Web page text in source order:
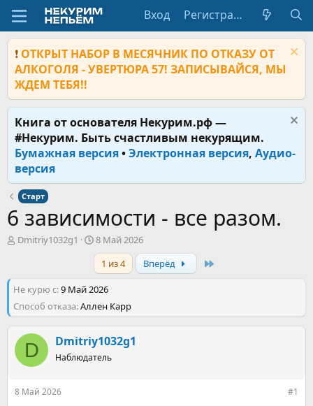
Вход Регистрация
❗ ОТКРЫТ НАБОР В МЕСЯЧНИК ПО ОТКАЗУ ОТ
АЛКОГОЛЯ - УВЕРТЮРА 57! ЗАПИСЫВАЙСЯ, МЫ
ЖДЕМ ТЕБЯ!!
Книга от основателя Некурим.рф —
#Некурим. Быть счастливым некурящим.
Бумажная версия•Электронная версия, Аудио-
версия
Старт
6 зависимости - все разом.
А
р
т
е
ы
Dmitriy1032g1
Д
а
а
н
а
ч
л
8 Май 2026
1 из 4
Вперёд
Не курю с 9 Май 2026
Способ отказа Аллен Карр
D Dmitriy1032g1
Наблюдатель
8 Май 2026 #1